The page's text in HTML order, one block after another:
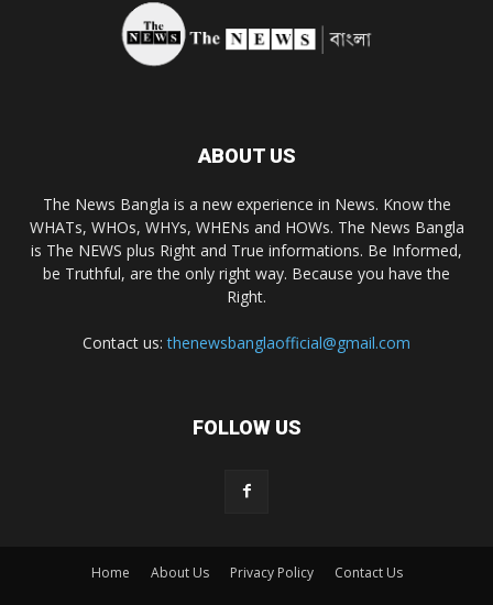
ABOUT US
The News Bangla is a new experience in News. Know the
WHATs, WHOs, WHYs, WHENs and HOWs. The News Bangla
is The NEWS plus Right and True informations. Be Informed,
be Truthful, are the only right way. Because you have the
Right.
Contact us:thenewsbanglaofficial@gmail.com
FOLLOW US
Home About Us Privacy Policy Contact Us